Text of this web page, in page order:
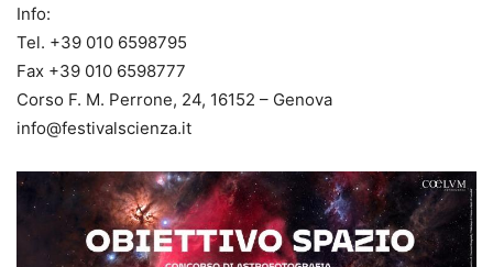
Info:
Tel. +39 010 6598795
Fax +39 010 6598777
Corso F. M. Perrone, 24, 16152 – Genova
info@festivalscienza.it